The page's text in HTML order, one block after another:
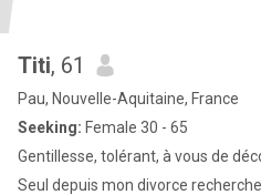
Titi, 61
Pau, Nouvelle-Aquitaine, France
Seeking: Female 30 - 65
Gentillesse, tolérant, à vous de
Seul depuis mon divorce